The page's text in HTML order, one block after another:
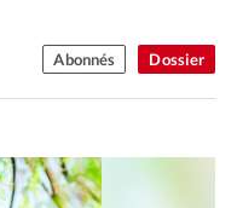
Dossier
Abonnés